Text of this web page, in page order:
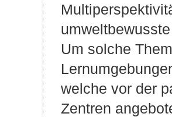
Um solche
welche vor der
Zentren